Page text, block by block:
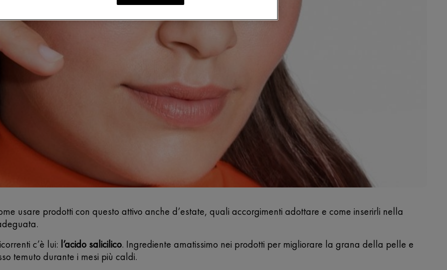
usare prodotti con questo attivo anche d’estate, quali accorgimenti adottare e come inserirli nella
c’è lui: l’acido salicilico. Ingrediente amatissimo nei prodotti per migliorare la grana della pelle e
temuto durante i mesi più caldi.